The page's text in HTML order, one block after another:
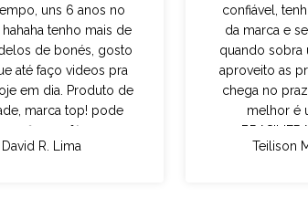
uns 6 anos no
tenho mais de
de bonés, gosto
até faço videos pra
em dia. Produto de
marca top! pode
confiar 100%
David R. Lima
confiável,
da marca e
quando sobra
aproveito as
chega no
melhor é
Teilison